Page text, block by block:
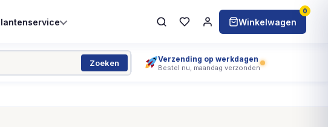
Winkelwagen
0
Zoeken Verzending op werkdagen
Bestel nu, maandag verzonden